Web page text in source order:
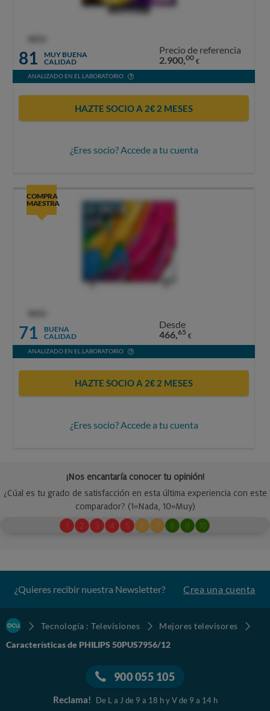
81
MUY BUENA
CALIDAD
Precio de referencia
2.900,00 €
ANALIZADO EN EL LABORATORIO
HAZTE SOCIO A 2€ 2 MESES
¿Eres socio? Accede a tu cuenta
COMPRA
MAESTRA
71
BUENA
CALIDAD
Desde
466,65 €
ANALIZADO EN EL LABORATORIO
HAZTE SOCIO A 2€ 2 MESES
¿Eres socio? Accede a tu cuenta
¿Quieres recibir nuestra Newsletter? Crea una cuenta
Tecnología : Televisiones
Mejores televisores
Características de PHILIPS 50PUS7956/12
900 055 105
Reclama! De L a J de 9 a 18 h y V de 9 a 14 h